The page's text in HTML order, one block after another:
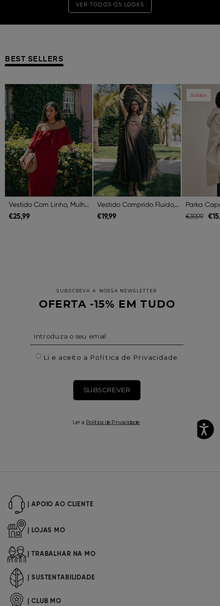
VER TODOS OS LOOKS
BEST SELLERS
Previous Next
Vestido Com Linho, Mulher, Vermelho Escuro
€25,99
Previous Next
Vestido Comprido Fluido, Mulher, Castanho Escuro
€19,99
Saldos
Previous
€39,99 €
| APOIO AO CLIENTE
| LOJAS MO
| TRABALHAR NA MO
| SUSTENTABILIDADE
| CLUB MO